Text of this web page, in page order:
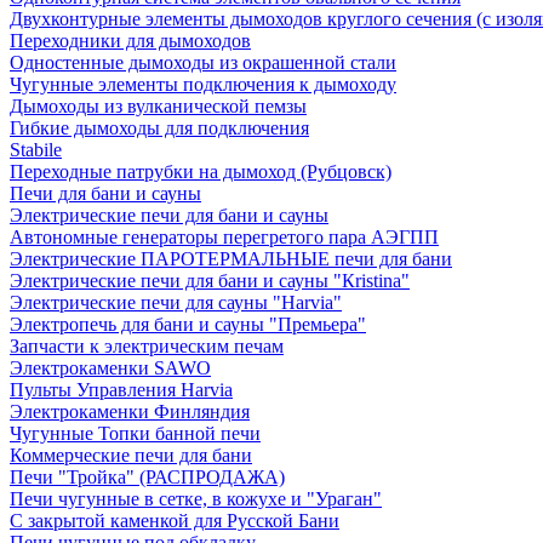
Двухконтурные элементы дымоходов круглого сечения (с
Переходники для дымоходов
Одностенные дымоходы из окрашенной стали
Чугунные элементы подключения к дымоходу
Дымоходы из вулканической пемзы
Гибкие дымоходы для подключения
Stabile
Переходные патрубки на дымоход (Рубцовск)
Печи для бани и сауны
Электрические печи для бани и сауны
Автономные генераторы перегретого пара АЭГПП
Электрические ПАРОТЕРМАЛЬНЫЕ печи для бани
Электрические печи для бани и сауны "Кristina"
Электрические печи для сауны "Harvia"
Электропечь для бани и сауны "Премьера"
Запчасти к электрическим печам
Электрокаменки SAWO
Пульты Управления Harvia
Электрокаменки Финляндия
Чугунные Топки банной печи
Коммерческие печи для бани
Печи "Тройка" (РАСПРОДАЖА)
Печи чугунные в сетке, в кожухе и "Ураган"
С закрытой каменкой для Русской Бани